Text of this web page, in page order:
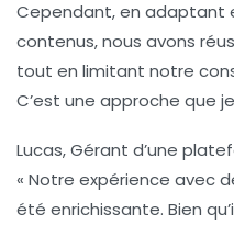
Cependant, en adaptant
contenus, nous avons
tout en limitant notre
C’est une approche que
Lucas, Gérant d’une
« Notre expérience avec
été enrichissante. Bien